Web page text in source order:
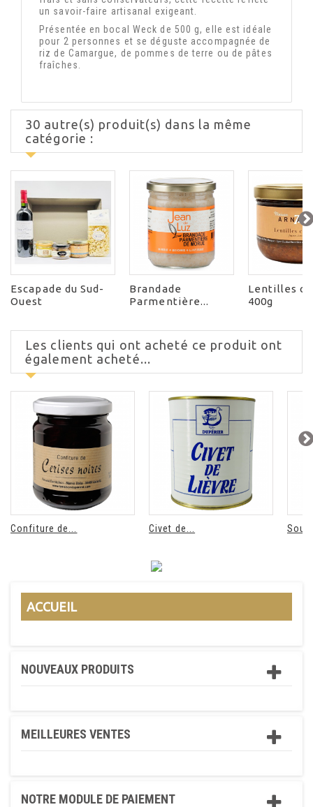
un savoir-faire artisanal exigeant.
Présentée en bocal Weck de 500 g, elle est idéale
pour 2 personnes et se déguste accompagnée de
riz de Camargue, de pommes de terre ou de pâtes
fraîches.
30 autre(s) produit(s) dans la même
catégorie :
Escapade du Sud-
Ouest
Brandade
Parmentière...
Lentilles
400g
Les clients qui ont acheté ce produit ont
également acheté...
Confiture de... Civet de...
ACCUEIL
NOUVEAUX PRODUITS
MEILLEURES VENTES
NOTRE MODULE DE PAIEMENT